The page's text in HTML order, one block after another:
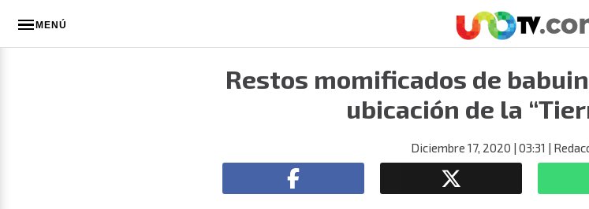
MENÚ
Restos momificados de
ubicación de la
Diciembre 17, 2020 | 03:31 |